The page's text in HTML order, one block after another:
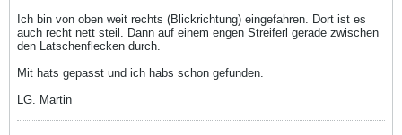
Ich bin von oben weit rechts (Blickrichtung) eingefahren. Dort ist es
auch recht nett steil. Dann auf einem engen Streiferl gerade zwischen
den Latschenflecken durch.
Mit hats gepasst und ich habs schon gefunden.
LG. Martin